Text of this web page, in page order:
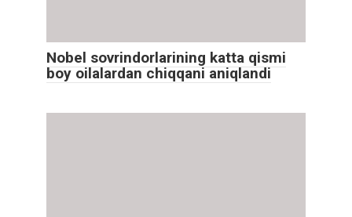
Nobel sovrindorlarining katta qismi
boy oilalardan chiqqani aniqlandi